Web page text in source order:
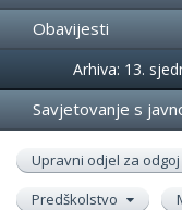
Obavijesti
Događanja
Arhiva: 13.
Savjetovanje s
Upravni odjel za
Predškolstvo